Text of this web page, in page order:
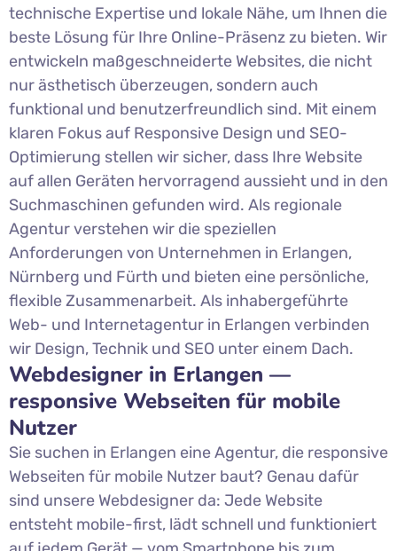
technische Expertise und lokale Nähe, um Ihnen die
beste Lösung für Ihre Online-Präsenz zu bieten. Wir
entwickeln maßgeschneiderte Websites, die nicht
nur ästhetisch überzeugen, sondern auch
funktional und benutzerfreundlich sind. Mit einem
klaren Fokus auf Responsive Design und SEO-
Optimierung stellen wir sicher, dass Ihre Website
auf allen Geräten hervorragend aussieht und in den
Suchmaschinen gefunden wird. Als regionale
Agentur verstehen wir die speziellen
Anforderungen von Unternehmen in Erlangen,
Nürnberg und Fürth und bieten eine persönliche,
flexible Zusammenarbeit. Als inhabergeführte
Web- und Internetagentur in Erlangen verbinden
wir Design, Technik und SEO unter einem Dach.
Webdesigner in Erlangen —
responsive Webseiten für mobile
Nutzer
Sie suchen in Erlangen eine Agentur, die responsive
Webseiten für mobile Nutzer baut? Genau dafür
sind unsere Webdesigner da: Jede Website
entsteht mobile-first, lädt schnell und funktioniert